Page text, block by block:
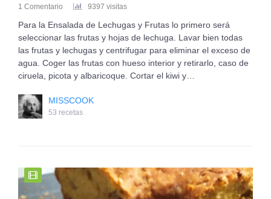
1 Comentario
9397 visitas
Para la Ensalada de Lechugas y Frutas lo primero será
seleccionar las frutas y hojas de lechuga. Lavar bien todas
las frutas y lechugas y centrifugar para eliminar el exceso de
agua. Coger las frutas con hueso interior y retirarlo, caso de
ciruela, picota y albaricoque. Cortar el kiwi y…
MISSCOOK
53 recetas